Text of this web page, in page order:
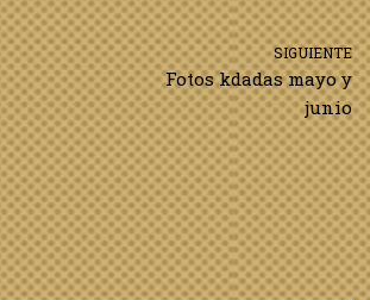
SIGUIENTE
Fotos kdadas mayo y
junio